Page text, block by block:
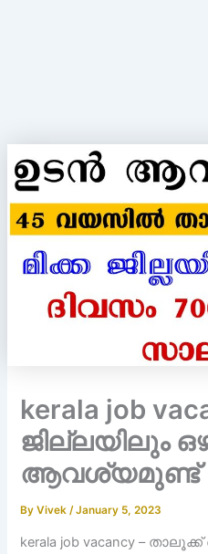
kerala job
ജില്ലയിലും
ആവശ്യമുണ്ട്
ByVivek /January 5, 2023
kerala job vacancy –